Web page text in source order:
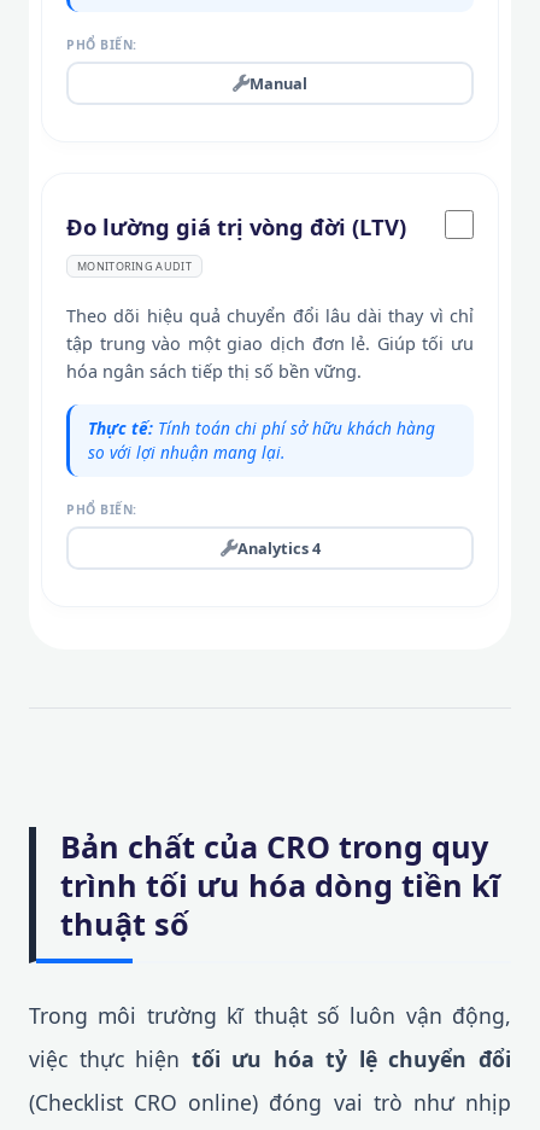
PHỔ BIẾN:
Manual
Đo lường giá trị vòng đời (LTV)
MONITORING AUDIT
Theo dõi hiệu quả chuyển đổi lâu dài thay vì chỉ
tập trung vào một giao dịch đơn lẻ. Giúp tối ưu
hóa ngân sách tiếp thị số bền vững.
Thực tế: Tính toán chi phí sở hữu khách hàng
so với lợi nhuận mang lại.
PHỔ BIẾN:
Analytics 4
Bản chất của CRO trong quy
trình tối ưu hóa dòng tiền kĩ
thuật số
Trong môi trường kĩ thuật số luôn vận động,
việc thực hiện tối ưu hóa tỷ lệ chuyển đổi
(Checklist CRO online) đóng vai trò như nhịp